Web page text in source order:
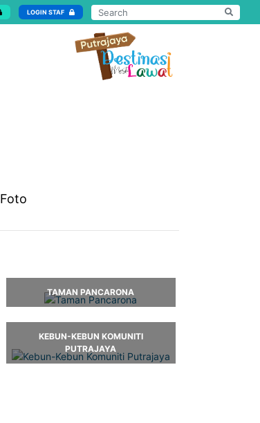
LOGIN STAF
Foto
TAMAN PANCARONA
KEBUN-KEBUN KOMUNITI
PUTRAJAYA